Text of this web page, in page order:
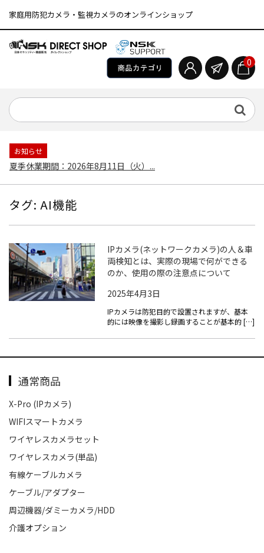
家庭用防犯カメラ・監視カメラのオンラインショップ
0
お知らせ
夏季休業期間：2026年8月11日（火）...
タグ: AI機能
IPカメラ(ネットワークカメラ)の人＆車
両検知とは、実際の現場で何ができる
のか、使用の際の注意点について
2025年4月3日
IPカメラは防犯目的で設置されますが、基本
的には映像を撮影し録画することが基本的 […]
通常商品
X-Pro (IPカメラ)
WIFIスマートカメラ
ワイヤレスカメラセット
ワイヤレスカメラ(単品)
有線ケーブルカメラ
ケーブル/アダプター
周辺機器/ダミーカメラ/HDD
介護オプション